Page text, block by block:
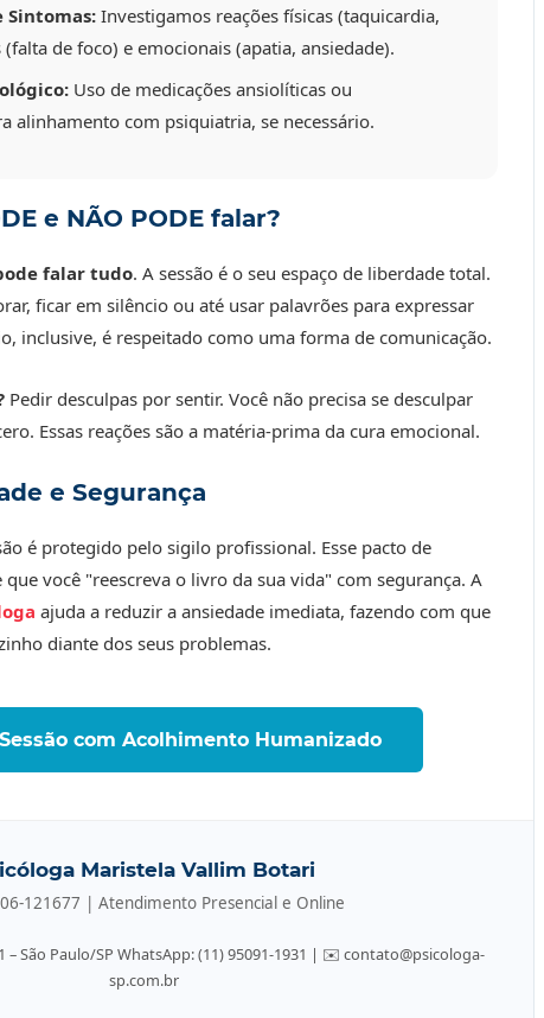
Sintomas:Investigamos reações físicas (taquicardia,
de foco) e emocionais (apatia, ansiedade).
Uso de medicações ansiolíticas ou
alinhamento com psiquiatria, se necessário.
e NÃO PODE falar?
falar tudo. A sessão é o seu espaço de liberdade total.
ficar em silêncio ou até usar palavrões para expressar
inclusive, é respeitado como uma forma de comunicação.
Pedir desculpas por sentir. Você não precisa se desculpar
Essas reações são a matéria-prima da cura emocional.
e Segurança
é protegido pelo sigilo profissional. Esse pacto de
você "reescreva o livro da sua vida" com segurança. A
ajuda a reduzir a ansiedade imediata, fazendo com que
diante dos seus problemas.
com Acolhimento Humanizado
Maristela Vallim Botari
06-121677 | Atendimento Presencial e Online
– São Paulo/SP WhatsApp: (11) 95091-1931 | ✉️ contato@psicologa-
sp.com.br